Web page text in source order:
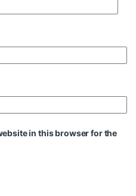
in this browser for the